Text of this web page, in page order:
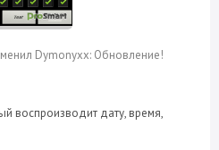
Dymonyxx: Обновление!
воспроизводит дату, время,